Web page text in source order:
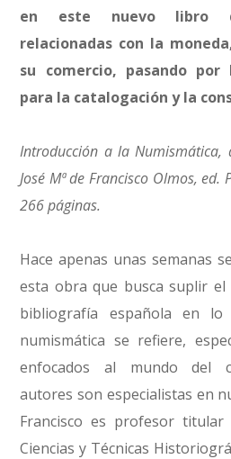
en este nuevo libro
relacionadas con la
su comercio, pasando por
para la catalogación y la
Introducción a la Numismática,
José Mª de Francisco Olmos,
266 páginas.
Hace apenas unas semanas
esta obra que busca suplir
bibliografía española en
numismática se refiere,
enfocados al mundo del
autores son especialistas en
Francisco es profesor titular
Ciencias y Técnicas